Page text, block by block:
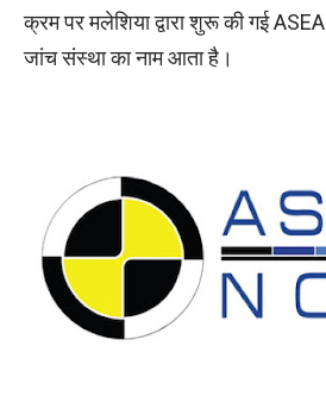
क्रम पर मलेशिया द्वारा शुरू की गई
जांच संस्था का नाम आता है।